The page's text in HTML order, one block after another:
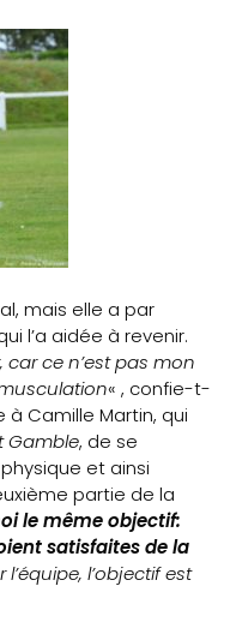
mais elle a par
l’a aidée à revenir.
ce n’est pas mon
« , confie-t-
Camille Martin, qui
Gamble, de se
et ainsi
partie de la
le même objectif:
satisfaites de la
l’équipe, l’objectif est